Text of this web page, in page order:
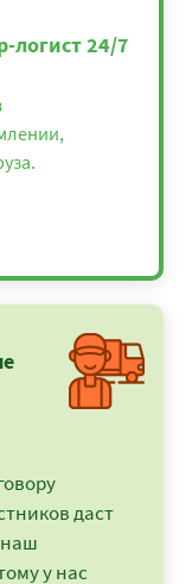
24/7
даст
наш
у нас